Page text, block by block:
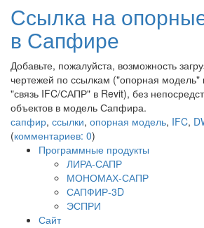
Ссылка на
в Сапфире
Добавьте, пожалуйста, возможность
чертежей по ссылкам ("опорная модель"
"связь IFC/САПР" в Revit), без
объектов в модель Сапфира.
сапфир, ссылки, опорная модель, IFC,
(комментариев: 0)
Программные продукты
ЛИРА-САПР
МОНОМАХ-САПР
САПФИР-3D
ЭСПРИ
Сайт